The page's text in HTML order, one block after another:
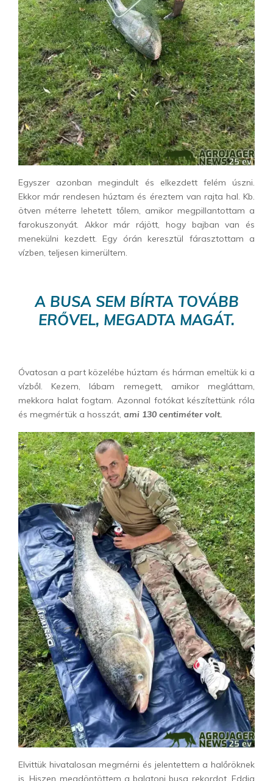
Egyszer azonban megindult és elkezdett felém úszni.
Ekkor már rendesen húztam és éreztem van rajta hal. Kb.
ötven méterre lehetett tőlem, amikor megpillantottam a
farokuszonyát. Akkor már rájött, hogy bajban van és
menekülni kezdett. Egy órán keresztül fárasztottam a
vízben, teljesen kimerültem.
A BUSA SEM BÍRTA TOVÁBB
ERŐVEL, MEGADTA MAGÁT.
Óvatosan a part közelébe húztam és hárman emeltük ki a
vízből. Kezem, lábam remegett, amikor megláttam,
mekkora halat fogtam. Azonnal fotókat készítettünk róla
és megmértük a hosszát, ami 130 centiméter volt.
Elvittük hivatalosan megmérni és jelentettem a halőröknek